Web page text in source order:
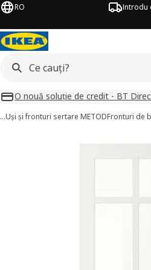
RO Introdu
O nouă soluție de credit - BT
…Uși și fronturi sertare METODFronturi de